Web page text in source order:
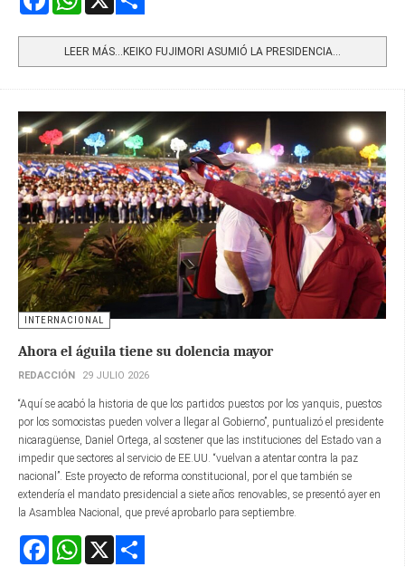
LEER MÁS…KEIKO FUJIMORI ASUMIÓ LA PRESIDENCIA...
INTERNACIONAL
Ahora el águila tiene su dolencia mayor
REDACCIÓN 29 JULIO 2026
“Aquí se acabó la historia de que los partidos puestos por los yanquis, puestos
por los somocistas pueden volver a llegar al Gobierno”, puntualizó el presidente
nicaragüense, Daniel Ortega, al sostener que las instituciones del Estado van a
impedir que sectores al servicio de EE.UU. “vuelvan a atentar contra la paz
nacional”. Este proyecto de reforma constitucional, por el que también se
extendería el mandato presidencial a siete años renovables, se presentó ayer en
la Asamblea Nacional, que prevé aprobarlo para septiembre.
FacebookWhatsApp